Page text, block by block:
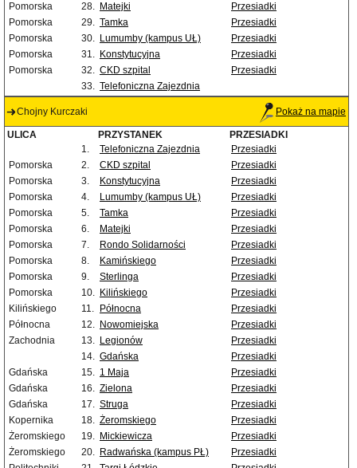
Pomorska
28. Matejki
Przesiadki
Pomorska
29. Tamka
Przesiadki
Pomorska
30. Lumumby (kampus UŁ)
Przesiadki
Pomorska
31. Konstytucyjna
Przesiadki
Pomorska
32. CKD szpital
Przesiadki
33. Telefoniczna Zajezdnia
Chojny Kurczaki Pokaż na mapie
ULICA PRZYSTANEK
PRZESIADKI
1.
Telefoniczna Zajezdnia
Przesiadki
Pomorska
2. CKD szpital
Przesiadki
Pomorska
3. Konstytucyjna
Przesiadki
Pomorska
4. Lumumby (kampus UŁ)
Przesiadki
Pomorska
5. Tamka
Przesiadki
Pomorska
6. Matejki
Przesiadki
Pomorska
7. Rondo Solidarności
Przesiadki
Pomorska
8. Kamińskiego
Przesiadki
Pomorska
9. Sterlinga
Przesiadki
Pomorska
10. Kilińskiego
Przesiadki
Kilińskiego
11. Północna
Przesiadki
Północna
12. Nowomiejska
Przesiadki
Zachodnia
13. Legionów
Przesiadki
14. Gdańska
Przesiadki
Gdańska
15. 1 Maja
Przesiadki
Gdańska
16. Zielona
Przesiadki
Gdańska
17. Struga
Przesiadki
Kopernika
18. Żeromskiego
Przesiadki
Żeromskiego
19. Mickiewicza
Przesiadki
Żeromskiego
20. Radwańska (kampus PŁ)
Przesiadki